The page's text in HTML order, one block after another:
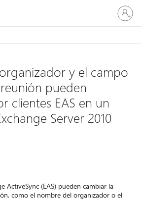
Iniciar
sesión
en
cuenta
y el campo
pueden
clientes EAS en un
Server 2010
ActiveSync (EAS) pueden cambiar la
como el nombre del organizador o el